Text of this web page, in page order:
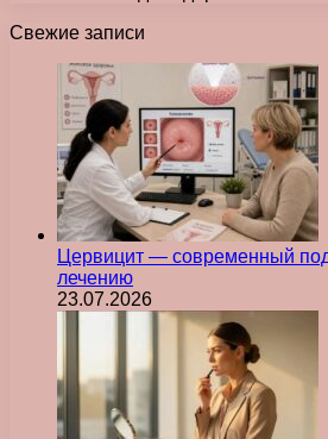
Свежие записи
Цервицит — современный
лечению
23.07.2026